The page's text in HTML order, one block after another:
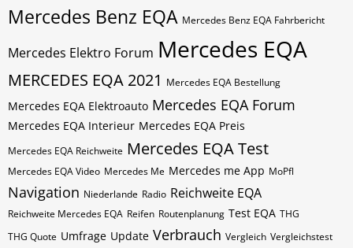
Mercedes Benz EQA Mercedes Benz EQA Fahrbericht
Mercedes Elektro Forum Mercedes EQA
MERCEDES EQA 2021 Mercedes EQA Bestellung
Mercedes EQA Elektroauto Mercedes EQA Forum
Mercedes EQA Interieur Mercedes EQA Preis
Mercedes EQA Reichweite Mercedes EQA Test
Mercedes EQA Video Mercedes Me Mercedes me App MoPfl
Navigation Niederlande Radio Reichweite EQA
Reichweite Mercedes EQA Reifen Routenplanung Test EQA THG
THG Quote Umfrage Update Verbrauch Vergleich Vergleichstest